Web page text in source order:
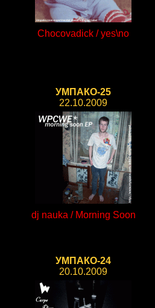
Chocovadick / yes\no
УМПАКО-25
22.10.2009
dj nauka / Morning Soon
УМПАКО-24
20.10.2009